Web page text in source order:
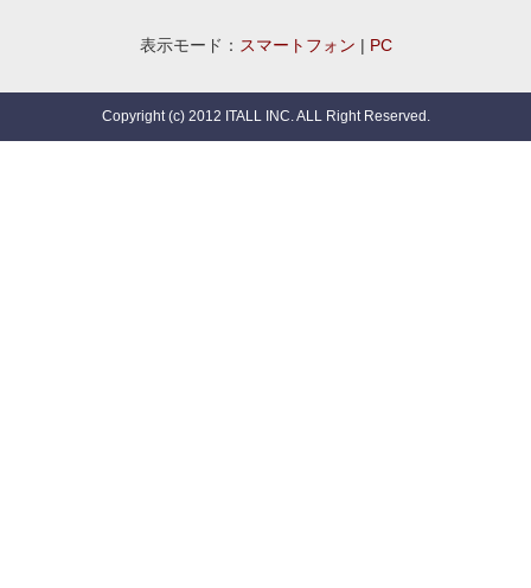
表示モード： スマートフォン | PC
Copyright (c) 2012 ITALL INC. ALL Right Reserved.